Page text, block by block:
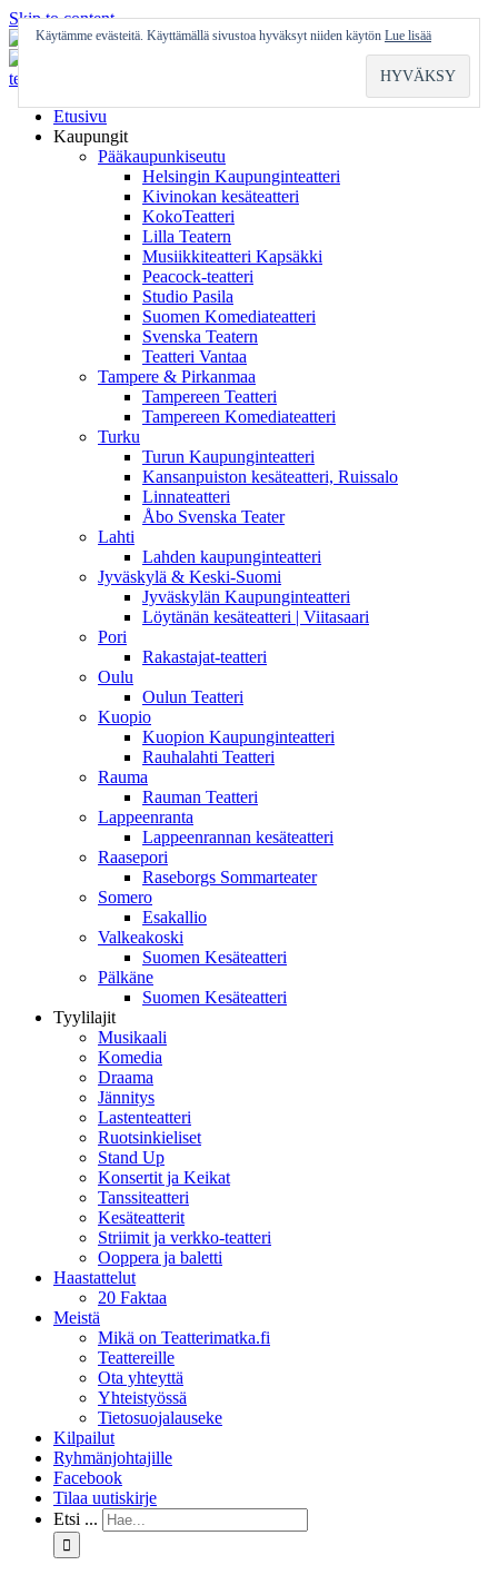
Skip to content
Etusivu
Kaupungit
Pääkaupunkiseutu
Helsingin Kaupunginteatteri
Kivinokan kesäteatteri
KokoTeatteri
Lilla Teatern
Musiikkiteatteri Kapsäkki
Peacock-teatteri
Studio Pasila
Suomen Komediateatteri
Svenska Teatern
Teatteri Vantaa
Tampere & Pirkanmaa
Tampereen Teatteri
Tampereen Komediateatteri
Turku
Turun Kaupunginteatteri
Kansanpuiston kesäteatteri, Ruissalo
Linnateatteri
Åbo Svenska Teater
Lahti
Lahden kaupunginteatteri
Jyväskylä & Keski-Suomi
Jyväskylän Kaupunginteatteri
Löytänän kesäteatteri | Viitasaari
Pori
Rakastajat-teatteri
Oulu
Oulun Teatteri
Kuopio
Kuopion Kaupunginteatteri
Rauhalahti Teatteri
Rauma
Rauman Teatteri
Lappeenranta
Lappeenrannan kesäteatteri
Raasepori
Raseborgs Sommarteater
Somero
Esakallio
Valkeakoski
Suomen Kesäteatteri
Pälkäne
Suomen Kesäteatteri
Tyylilajit
Musikaali
Komedia
Draama
Jännitys
Lastenteatteri
Ruotsinkieliset
Stand Up
Konsertit ja Keikat
Tanssiteatteri
Kesäteatterit
Striimit ja verkko-teatteri
Ooppera ja baletti
Haastattelut
20 Faktaa
Meistä
Mikä on Teatterimatka.fi
Teattereille
Ota yhteyttä
Yhteistyössä
Tietosuojalauseke
Kilpailut
Ryhmänjohtajille
Facebook
Tilaa uutiskirje
Etsi ...
Käytämme evästeitä. Käyttämällä sivustoa hyväksyt niiden käytön Lue lisää